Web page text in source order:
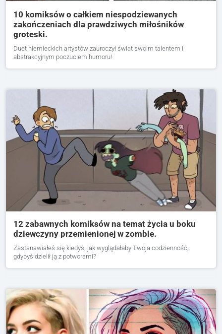
10 komiksów o całkiem niespodziewanych
zakończeniach dla prawdziwych miłośników
groteski.
Duet niemieckich artystów zauroczył świat swoim talentem i
abstrakcyjnym poczuciem humoru!
12 zabawnych komiksów na temat życia u boku
dziewczyny przemienionej w zombie.
Zastanawiałeś się kiedyś, jak wyglądałaby Twoja codzienność,
gdybyś dzielił ją z potworami?